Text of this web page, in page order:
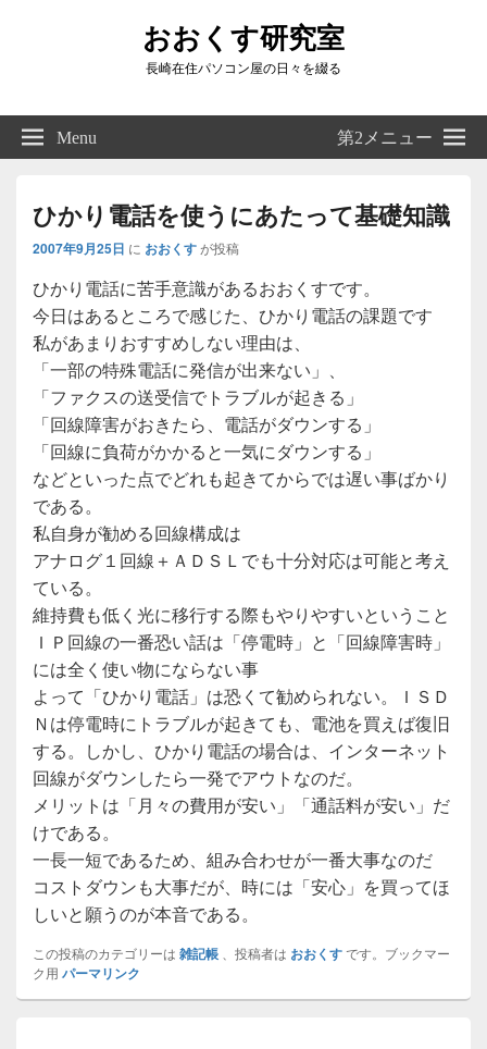
おおくす研究室
長崎在住パソコン屋の日々を綴る
Right
Sidebar
Widget
Menu 第2メニュー
ひかり電話を使うにあたって基礎知識
2007年9月25日 に おおくすが投稿
ひかり電話に苦手意識があるおおくすです。
今日はあるところで感じた、ひかり電話の課題です
私があまりおすすめしない理由は、
「一部の特殊電話に発信が出来ない」、
「ファクスの送受信でトラブルが起きる」
「回線障害がおきたら、電話がダウンする」
「回線に負荷がかかると一気にダウンする」
などといった点でどれも起きてからでは遅い事ばかり
である。
私自身が勧める回線構成は
アナログ１回線＋ＡＤＳＬでも十分対応は可能と考え
ている。
維持費も低く光に移行する際もやりやすいということ
ＩＰ回線の一番恐い話は「停電時」と「回線障害時」
には全く使い物にならない事
よって「ひかり電話」は恐くて勧められない。ＩＳＤ
Ｎは停電時にトラブルが起きても、電池を買えば復旧
する。しかし、ひかり電話の場合は、インターネット
回線がダウンしたら一発でアウトなのだ。
メリットは「月々の費用が安い」「通話料が安い」だ
けである。
一長一短であるため、組み合わせが一番大事なのだ
コストダウンも大事だが、時には「安心」を買ってほ
しいと願うのが本音である。
この投稿のカテゴリーは 雑記帳 、投稿者は おおくすです。ブックマー
ク用 パーマリンク